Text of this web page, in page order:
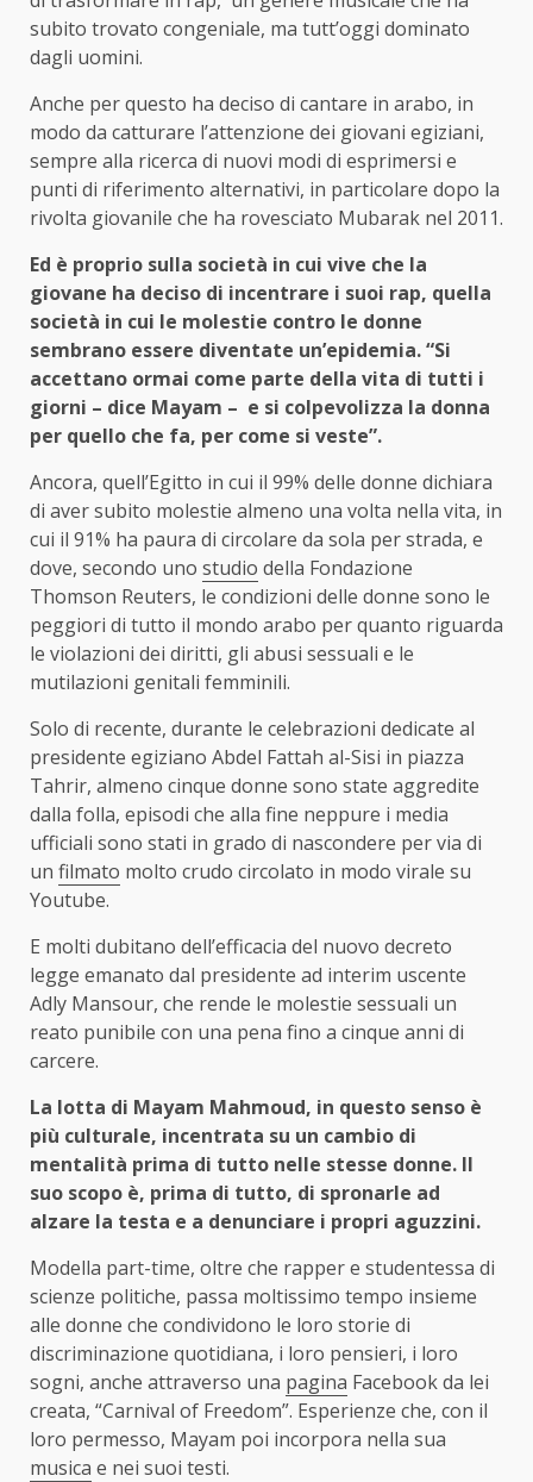
subito trovato congeniale, ma tutt’oggi dominato
dagli uomini.
Anche per questo ha deciso di cantare in arabo, in
modo da catturare l’attenzione dei giovani egiziani,
sempre alla ricerca di nuovi modi di esprimersi e
punti di riferimento alternativi, in particolare dopo la
rivolta giovanile che ha rovesciato Mubarak nel 2011.
Ed è proprio sulla società in cui vive che la
giovane ha deciso di incentrare i suoi rap, quella
società in cui le molestie contro le donne
sembrano essere diventate un’epidemia. “Si
accettano ormai come parte della vita di tutti i
giorni – dice Mayam – e si colpevolizza la donna
per quello che fa, per come si veste”.
Ancora, quell’Egitto in cui il 99% delle donne dichiara
di aver subito molestie almeno una volta nella vita, in
cui il 91% ha paura di circolare da sola per strada, e
dove, secondo uno studio della Fondazione
Thomson Reuters, le condizioni delle donne sono le
peggiori di tutto il mondo arabo per quanto riguarda
le violazioni dei diritti, gli abusi sessuali e le
mutilazioni genitali femminili.
Solo di recente, durante le celebrazioni dedicate al
presidente egiziano Abdel Fattah al-Sisi in piazza
Tahrir, almeno cinque donne sono state aggredite
dalla folla, episodi che alla fine neppure i media
ufficiali sono stati in grado di nascondere per via di
un filmato molto crudo circolato in modo virale su
Youtube.
E molti dubitano dell’efficacia del nuovo decreto
legge emanato dal presidente ad interim uscente
Adly Mansour, che rende le molestie sessuali un
reato punibile con una pena fino a cinque anni di
carcere.
La lotta di Mayam Mahmoud, in questo senso è
più culturale, incentrata su un cambio di
mentalità prima di tutto nelle stesse donne. Il
suo scopo è, prima di tutto, di spronarle ad
alzare la testa e a denunciare i propri aguzzini.
Modella part-time, oltre che rapper e studentessa di
scienze politiche, passa moltissimo tempo insieme
alle donne che condividono le loro storie di
discriminazione quotidiana, i loro pensieri, i loro
sogni, anche attraverso una pagina Facebook da lei
creata, “Carnival of Freedom”. Esperienze che, con il
loro permesso, Mayam poi incorpora nella sua
musica e nei suoi testi.